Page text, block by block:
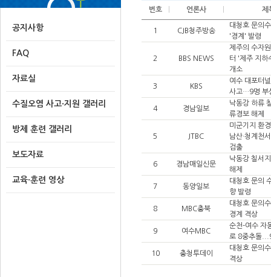
공지사항
FAQ
자료실
수질오염 사고·지원 갤러리
방제 훈련 갤러리
보도자료
교육·훈련 영상
번호 언론사 제
1 CJB청주방송
대청호 문의
'경계' 발령
2 BBS NEWS
제주의 수자
터 '제주 지하
개소
3 KBS
여수 대포터
사고…9명 부
4 경남일보
낙동강 하류
류경보 해제
5 JTBC
미군기지 환
남산·청계천
검출
6 경남매일신문
낙동강 칠서
해제
7 동양일보
대청호 문의
향 발령
8 MBC충북
대청호 문의
경계 격상
9 여수MBC
순천-여수 자
로 8중추돌
10 충청투데이
대청호 문의
격상